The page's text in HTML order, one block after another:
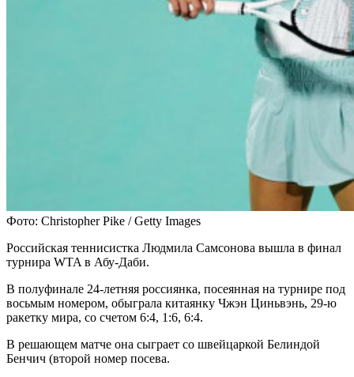
Фото: Christopher Pike / Getty Images
Российская теннисистка Людмила Самсонова вышла в финал
турнира WTA в Абу-Даби.
В полуфинале 24-летняя россиянка, посеянная на турнире под
восьмым номером, обыграла китаянку Чжэн Циньвэнь, 29-ю
ракетку мира, со счетом 6:4, 1:6, 6:4.
В решающем матче она сыграет со швейцаркой Белиндой
Бенчич (второй номер посева.